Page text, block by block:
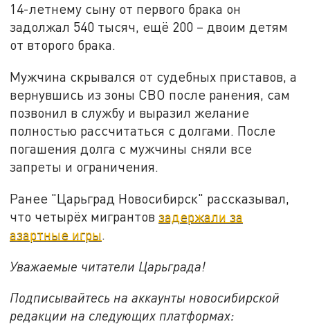
14-летнему сыну от первого брака он
задолжал 540 тысяч, ещё 200 – двоим детям
от второго брака.
Мужчина скрывался от судебных приставов, а
вернувшись из зоны СВО после ранения, сам
позвонил в службу и выразил желание
полностью рассчитаться с долгами. После
погашения долга с мужчины сняли все
запреты и ограничения.
Ранее "Царьград Новосибирск" рассказывал,
что четырёх мигрантовзадержали за
азартные игры.
Уважаемые читатели Царьграда!
Подписывайтесь на аккаунты новосибирской
редакции на следующих платформах: